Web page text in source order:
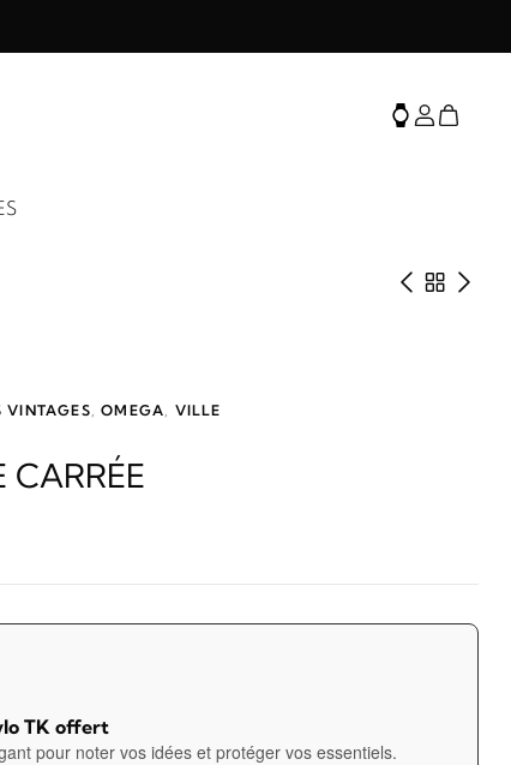
Produit
VINTAGES ,OMEGA
VILLE
CARRÉE
TK offert
pour noter vos idées et protéger vos essentiels.